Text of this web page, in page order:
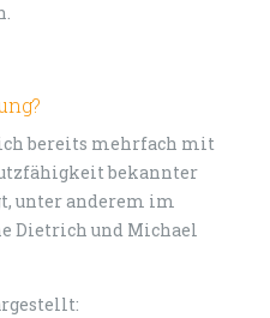
bereits mehrfach mit
bekannter
unter anderem im
Dietrich und Michael